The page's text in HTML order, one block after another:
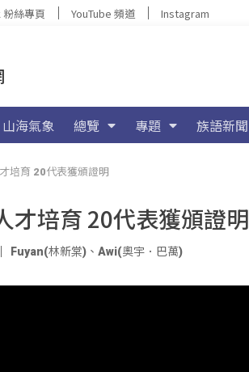
絲專頁 YouTube 頻道 Instagram
山海氣象 總覽 專題 族語新聞
培育 20代表獲頒證明
才培育 20代表獲頒證明
Fuyan(林新棠) 、 Awi(奧宇．巴萬)